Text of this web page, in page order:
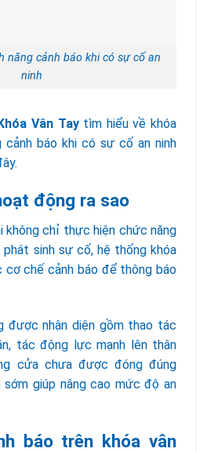
năng cảnh báo khi có sự cố an
ninh
Vân Taytìm hiểu về khóa
cảnh báo khi có sự cố an ninh
động ra sao
không chỉ thực hiện chức năng
sinh sự cố, hệ thống khóa
chế cảnh báo để thông báo
được nhận diện gồm thao tác
tác động lực mạnh lên thân
cửa chưa được đóng đúng
sớm giúp nâng cao mức độ an
báo trên khóa vân